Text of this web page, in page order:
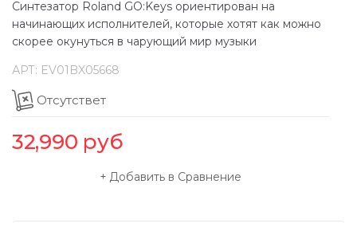
Синтезатор Roland GO:Keys ориентирован на
начинающих исполнителей, которые хотят как можно
скорее окунуться в чарующий мир музыки
АРТ: EV01BX05668
Отсутствет
32,990 руб
Добавить в Сравнение